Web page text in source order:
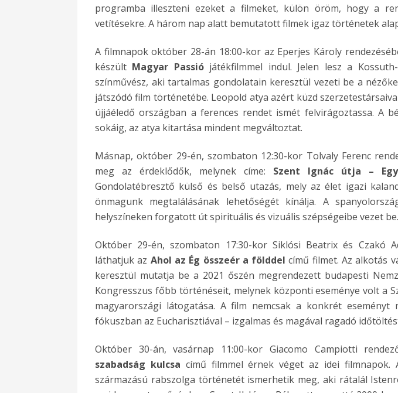
programba illeszteni ezeket a filmeket, külön öröm, hogy a
vetítésekre. A három nap alatt bemutatott filmek igaz történetek
A filmnapok október 28-án 18:00-kor az Eperjes Károly
készült Magyar Passiójátékfilmmel indul. Jelen lesz a
színművész, aki tartalmas gondolatain keresztül vezeti be a
játszódó film történetébe. Leopold atya azért küzd
újjáéledő országban a ferences rendet ismét felvirágoztassa. A
sokáig, az atya kitartása mindent megváltoztat.
Másnap, október 29-én, szombaton 12:30-kor Tolvaly Ferenc
meg az érdeklődők, melynek címe: Szent Ignác útja –
Gondolatébresztő külső és belső utazás, mely az élet igazi
önmagunk megtalálásának lehetőségét kínálja. A
helyszíneken forgatott út spirituális és vizuális szépségeibe vezet be.
Október 29-én, szombaton 17:30-kor Siklósi Beatrix és Czakó
láthatjuk az Ahol az Ég összeér a földdel című filmet. Az alkotás
keresztül mutatja be a 2021 őszén megrendezett budapesti
Kongresszus főbb történéseit, melynek központi eseménye volt a
magyarországi látogatása. A film nemcsak a konkrét eseményt
fókuszban az Eucharisztiával – izgalmas és magával ragadó
Október 30-án, vasárnap 11:00-kor Giacomo Campiotti
szabadság kulcsa című filmmel érnek véget az idei filmnapok.
származású rabszolga történetét ismerhetik meg, aki rátalál